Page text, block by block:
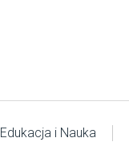
Edukacja i Nauka